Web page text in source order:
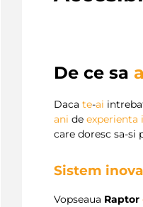
De ce sa
Dacate-ai
ani deexperienta
care doresc sa-
Sistem
Vopseaua Raptor